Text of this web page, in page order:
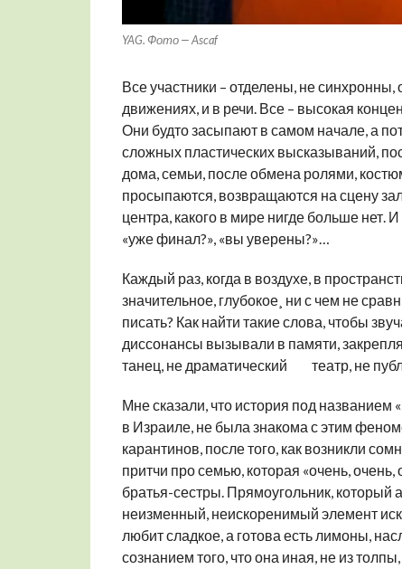
YAG. Фото — Ascaf
Все участники – отделены, не
движениях, и в речи. Все – высокая
Они будто засыпают в самом начале, а
сложных пластических высказываний,
дома, семьи, после обмена ролями,
просыпаются, возвращаются на сцену
центра, какого в мире нигде больше нет.
«уже финал?», «вы уверены?»…
Каждый раз, когда в воздухе, в
значительное, глубокое¸ ни с чем не
писать? Как найти такие слова, чтобы
диссонансы вызывали в памяти,
танец, не драматический театр, не
Мне сказали, что история под
в Израиле, не была знакома с этим
карантинов, после того, как возникли
притчи про семью, которая «очень,
братья-сестры. Прямоугольник,
неизменный, неискоренимый элемент
любит сладкое, а готова есть лимоны,
сознанием того, что она иная, не из